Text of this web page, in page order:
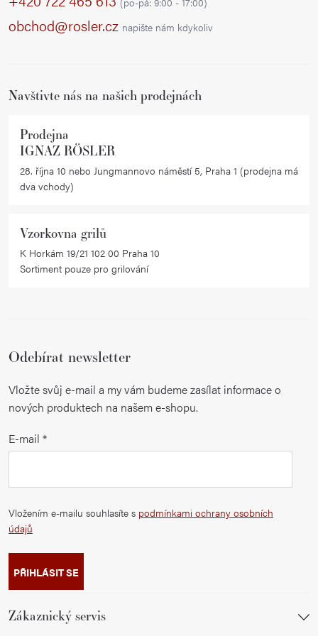
obchod@rosler.cz napište nám kdykoliv
Navštivte nás na našich prodejnách
Prodejna
IGNAZ RÖSLER
28. října 10 nebo Jungmannovo náměstí 5, Praha 1 (prodejna má
dva vchody)
Vzorkovna grilů
K Horkám 19/21 102 00 Praha 10
Sortiment pouze pro grilování
Odebírat newsletter
Vložte svůj e-mail a my vám budeme zasílat informace o
nových produktech na našem e-shopu.
E-mail
Vložením e-mailu souhlasíte s podmínkami ochrany osobních
údajů
PŘIHLÁSIT SE
Zákaznický servis